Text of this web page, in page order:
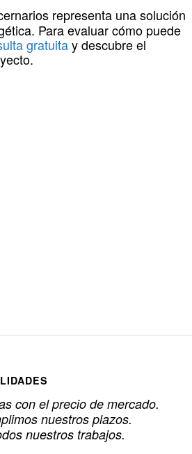
representa una solución
Para evaluar cómo puede
gratuitay descubre el
con el precio de mercado.
nuestros plazos.
nuestros trabajos.